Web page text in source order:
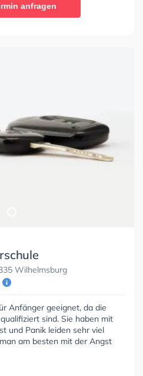
anfragen
Wilhelmsburg
Anfänger geeignet, da die
sind. Sie haben mit
und Panik leiden sehr viel
am besten mit der Angst